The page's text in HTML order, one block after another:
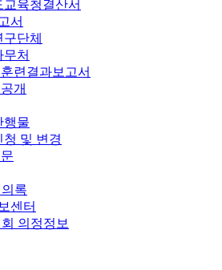
교육청결산서
서
단체
무처
련결과보고서
개
행물
청 및 변경
록
센터
의정정보